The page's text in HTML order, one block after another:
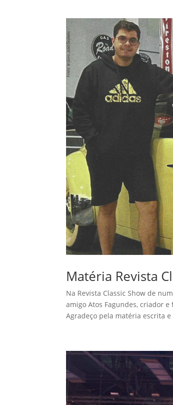
Matéria Revista
Na Revista Classic Show de
amigo Atos Fagundes, criador
Agradeço pela matéria escrita